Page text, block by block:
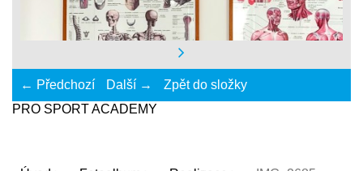
← Předchozí Další →
Zpět do složky
PRO SPORT ACADEMY